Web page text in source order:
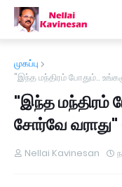
முகப்பு
"இந்த மந்திரம் போதும்..
"இந்த மந்திரம்
சோர்வே
Nellai Kavinesan